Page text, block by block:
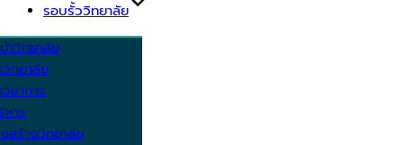
รอบรั้ววิทยาลัย
ำวิทยาลัย
ทยาลัย
ชาการ
าร
สร้างวิทยาลัย